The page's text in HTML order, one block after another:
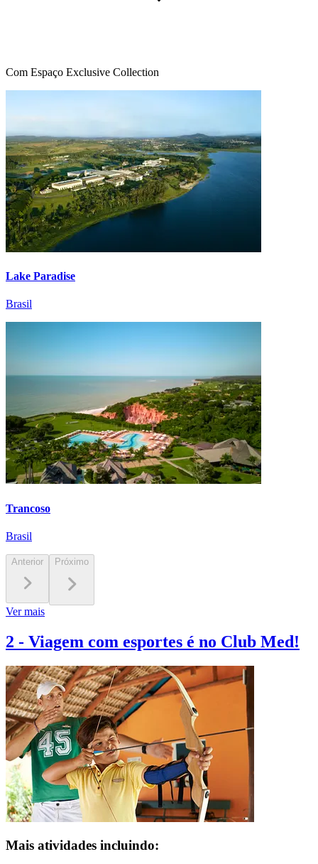
Com Espaço Exclusive Collection
Lake Paradise
Brasil
Trancoso
Brasil
Anterior Próximo
Ver mais
2 - Viagem com esportes é no Club Med!
Mais atividades incluindo: